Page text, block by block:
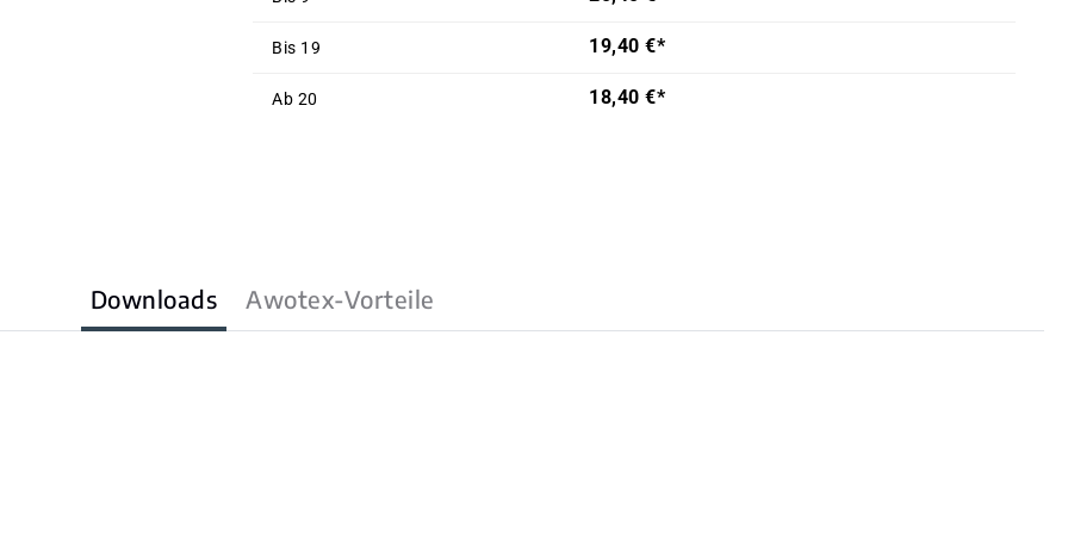
Bis 19 19,40 €*
Ab 20 18,40 €*
Downloads Awotex-Vorteile